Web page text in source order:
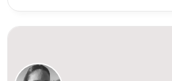
international) Validation du
acquéreurs auprès de
réseau Iad France et Iad